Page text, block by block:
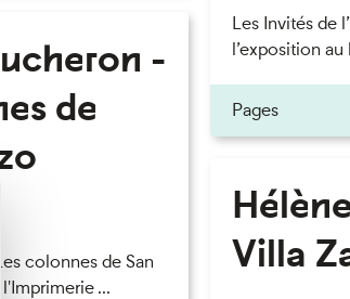
-
de
colonnes de San
l'Imprimerie ...
Les Invités de
l’exposition
Pages
Villa
le bandeau des